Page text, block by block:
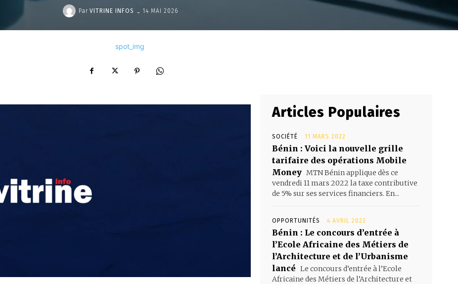
Par VITRINE INFOS - 14 MAI 2026
Articles Populaires
SOCIÉTÉ 11 MARS 2022
Bénin : Voici la nouvelle grille
tarifaire des opérations Mobile
Money MTN Bénin applique dès ce
vendredi 11 mars 2022 la taxe contributive
de 5% sur ses services financiers. En...
OPPORTUNITÉS 4 AVRIL 2022
Bénin : Le concours d’entrée à
l’Ecole Africaine des Métiers de
l’Architecture et de l’Urbanisme
lancé Le concours d’entrée à l’Ecole
Africaine des Métiers de l’Architecture et